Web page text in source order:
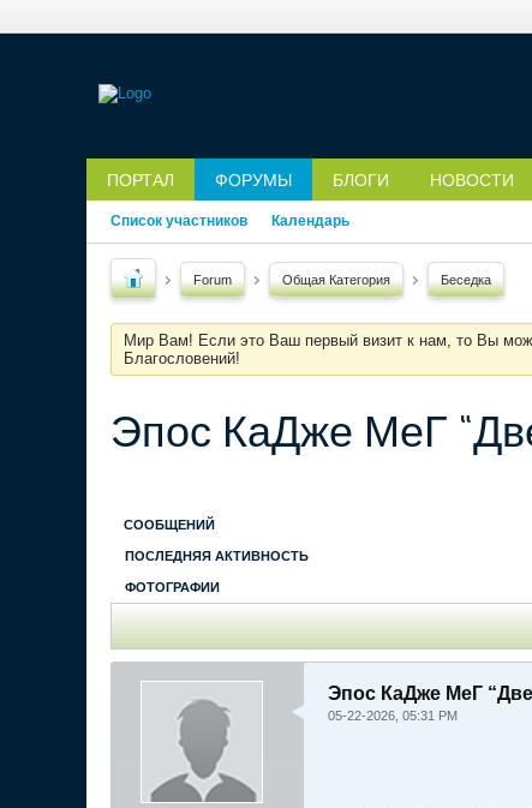
ПОРТАЛ ФОРУМЫ БЛОГИ НОВОСТИ
Список участников Календарь
Forum Общая Категория Беседка
Мир Вам! Если это Ваш первый визит к нам, то Вы
Благословений!
Эпос КаДже МеГ
СООБЩЕНИЙ
ПОСЛЕДНЯЯ АКТИВНОСТЬ
ФОТОГРАФИИ
Эпос КаДже МеГ
05-22-2026, 05:31 PM